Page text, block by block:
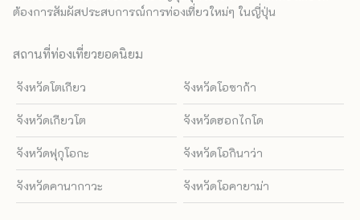
ต้องการสัมผัสประสบการณ์การท่องเที่ยวใหม่ๆ ในญี่ปุ่น
สถานที่ท่องเที่ยวยอดนิยม
จังหวัดโตเกียว จังหวัดโอซาก้า
จังหวัดเกียวโต จังหวัดฮอกไกโด
จังหวัดฟุกุโอกะ จังหวัดโอกินาว่า
จังหวัดคานากาวะ จังหวัดโอคายาม่า